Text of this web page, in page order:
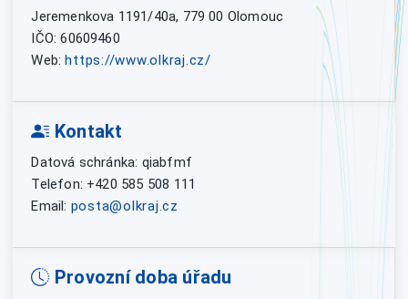
Jeremenkova 1191/40a, 779 00 Olomouc
IČO: 60609460
Web: https://www.olkraj.cz/
Kontakt
Datová schránka: qiabfmf
Telefon: +420 585 508 111
Email: posta@olkraj.cz
Provozní doba úřadu